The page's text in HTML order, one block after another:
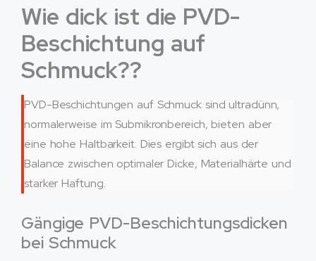
Wie dick ist die PVD-
Beschichtung auf
Schmuck??
PVD-Beschichtungen auf Schmuck sind ultradünn,
normalerweise im Submikronbereich, bieten aber
eine hohe Haltbarkeit. Dies ergibt sich aus der
Balance zwischen optimaler Dicke, Materialhärte und
starker Haftung.
Gängige PVD-Beschichtungsdicken
bei Schmuck